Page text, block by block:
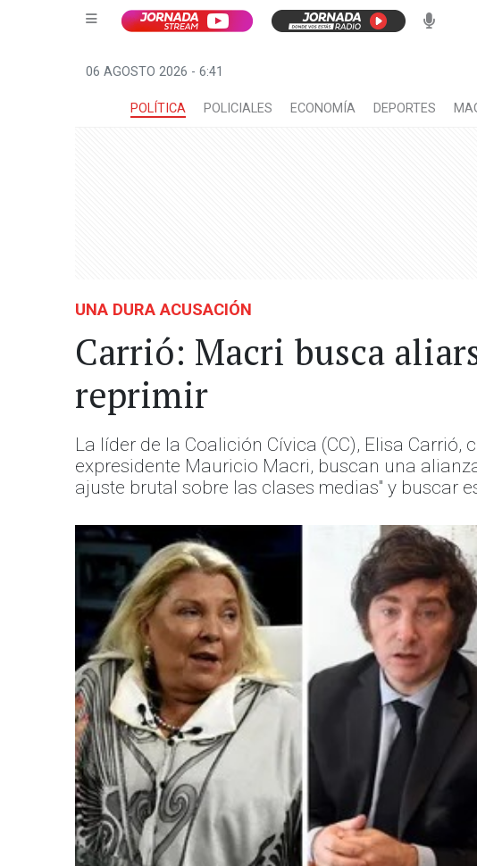
06 AGOSTO 2026 - 6:41
POLÍTICA POLICIALES ECONOMÍA DEPORTES
UNA DURA ACUSACIÓN
Carrió: Macri busca
reprimir
La líder de la Coalición Cívica (CC), Elisa
expresidente Mauricio Macri, buscan una
ajuste brutal sobre las clases medias" y buscar